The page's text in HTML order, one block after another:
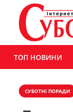
ТОП НОВИНИ
СУБОТНІ ПОРАДИ